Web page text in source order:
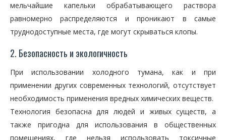
мельчайшие капельки обрабатывающего раствора
равномерно распределяются и проникают в самые
труднодоступные места, где могут скрываться клопы.
2. Безопасность и экологичность
При использовании холодного тумана, как и при
применении других современных технологий, отсутствует
необходимость применения вредных химических веществ.
Технология безопасна для людей и живых существ, а
также пригодна для использования в общественных
помещениях, где нельзя использовать токсичные